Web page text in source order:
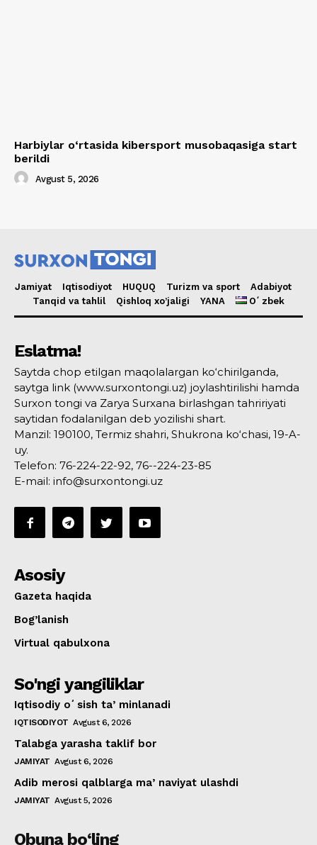
Harbiylar o‘rtasida kibersport musobaqasiga start
berildi
Avgust 5, 2026
Jamiyat Iqtisodiyot HUQUQ Turizm va sport
Adabiyot
Tanqid va tahlil
Qishloq xo’jaligi YANA Oʻzbek
Eslatma!
Saytda chop etilgan maqolalargan ko‘chirilganda,
saytga link (www.surxontongi.uz) joylashtirilishi hamda
Surxon tongi va Zarya Surxana birlashgan tahririyati
saytidan fodalanilgan deb yozilishi shart.
Manzil: 190100, Termiz shahri, Shukrona ko‘chasi, 19-A-
uy.
Telefon: 76-224-22-92, 76--224-23-85
E-mail: info@surxontongi.uz
Asosiy
Gazeta haqida
Bog’lanish
Virtual qabulxona
So'ngi yangiliklar
Iqtisodiy oʻsish taʼminlanadi
IQTISODIYOT Avgust 6, 2026
Talabga yarasha taklif bor
JAMIYAT Avgust 6, 2026
Adib merosi qalblarga maʼnaviyat ulashdi
JAMIYAT Avgust 5, 2026
Obuna bo‘ling